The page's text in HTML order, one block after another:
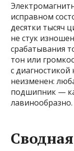
исправном
десятки тысяч
не стук
срабатывания
тон или
с диагностикой
неизменен:
подшипник —
лавинообразно.